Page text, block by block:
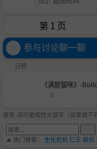
参与讨论聊一聊
日榜
《满屋猫咪》-
0
搜索-请尽量缩短关键字（如果搜不
🔥 热门搜索： 生化危机仁王 联机